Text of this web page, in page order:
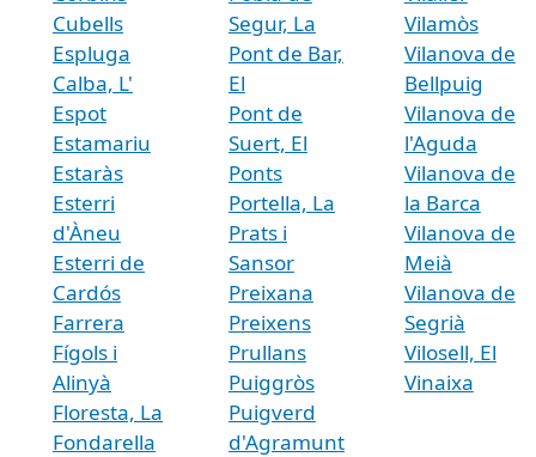
Cubells
Espluga
Calba, L'
Espot
Estamariu
Estaràs
Esterri
d'Àneu
Esterri de
Cardós
Farrera
Fígols i
Alinyà
Floresta, La
Fondarella
Segur, La
Pont de Bar,
El
Pont de
Suert, El
Ponts
Portella, La
Prats i
Sansor
Preixana
Preixens
Prullans
Puiggròs
Puigverd
d'Agramunt
Vilamòs
Vilanova de
Bellpuig
Vilanova de
l'Aguda
Vilanova de
la Barca
Vilanova de
Meià
Vilanova de
Segrià
Vilosell, El
Vinaixa